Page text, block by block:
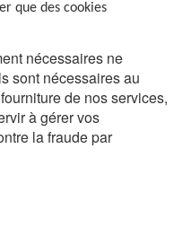
que des cookies
nécessaires ne
sont nécessaires au
de nos services,
à gérer vos
la fraude par